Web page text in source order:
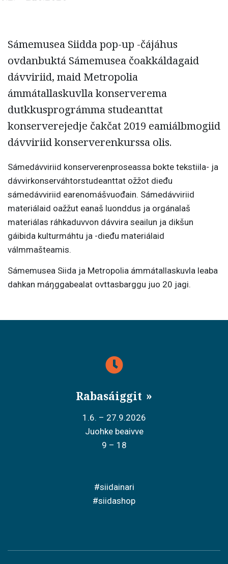
Sámemusea Siidda pop-up -čájáhus
ovdanbuktá Sámemusea čoakkáldagaid
dávviriid, maid Metropolia
ámmátallaskuvlla konserverema
dutkkusprográmma studeanttat
konserverejedje čakčat 2019 eamiálbmogiid
dávviriid konserverenkurssa olis.
Sámedávviriid konserverenproseassa bokte tekstiila- ja
dávvirkonserváhtorstudeanttat ožžot dieđu
sámedávviriid earenomášvuođain. Sámedávviriid
materiálaid oažžut eanaš luonddus ja orgánalaš
materiálas ráhkaduvvon dávvira seailun ja dikšun
gáibida kulturmáhtu ja -dieđu materiálaid
válmmašteamis.
Sámemusea Siida ja Metropolia ámmátallaskuvla leaba
dahkan máŋggabealat ovttasbarggu juo 20 jagi.
Rabasáiggit
1.6. – 27.9.2026
Juohke beaivve
9 – 18
#siidainari
#siidashop